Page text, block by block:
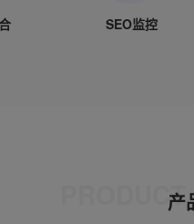
SEO监控
产